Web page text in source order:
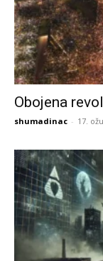
Obojena
shumadinac - 17.